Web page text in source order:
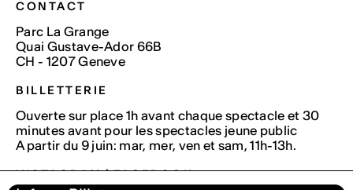
CONTACT
Parc La Grange
Quai Gustave-Ador 66B
CH - 1207 Geneve
BILLETTERIE
Ouverte sur place 1h avant chaque spectacle et 30
minutes avant pour les spectacles jeune public
A partir du 9 juin: mar, mer, ven et sam, 11h-13h.
INSTAGRAM | FACEBOOK